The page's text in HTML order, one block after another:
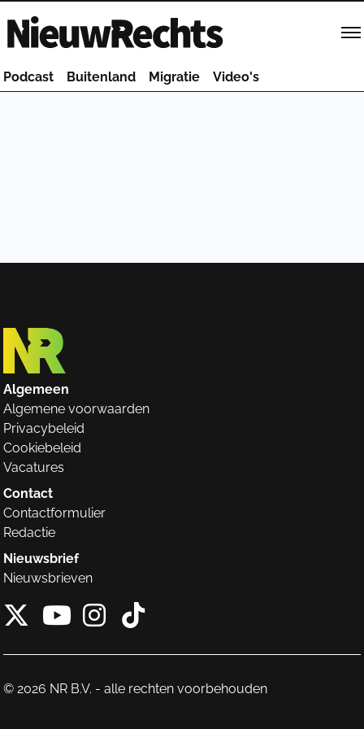
Homepage van NieuwRechts
Podcast Buitenland Migratie Video's
Algemeen
Algemene voorwaarden
Privacybeleid
Cookiebeleid
Vacatures
Contact
Contactformulier
Redactie
Nieuwsbrief
Nieuwsbrieven
X van NieuwRechts
Instagram van
Tiktok van
© 2026 NR B.V. - alle rechten voorbehouden